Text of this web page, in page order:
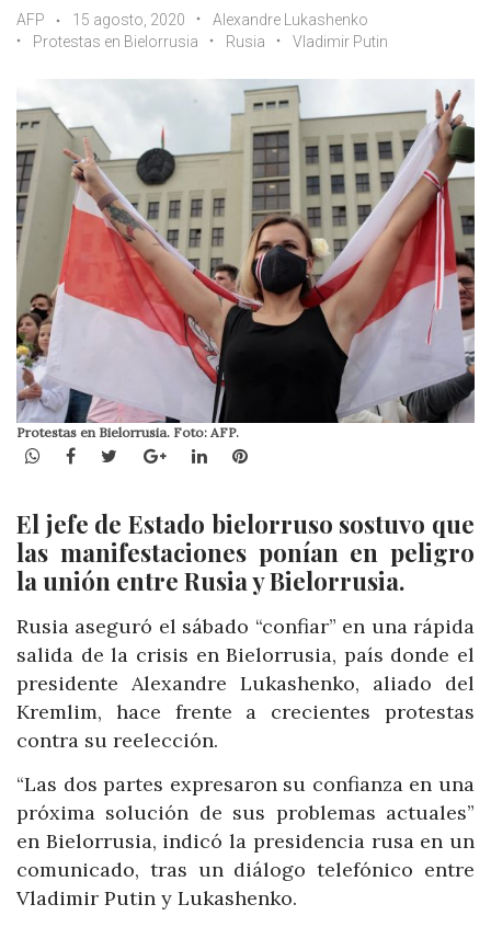
AFP 15 agosto, 2020
Alexandre Lukashenko
Protestas en Bielorrusia
Rusia Vladimir Putin
Protestas en Bielorrusia. Foto: AFP.
WhatsApp
Facebook
TwitterGoogle+LinkedInPinterest
El jefe de Estado bielorruso sostuvo que
las manifestaciones ponían en peligro
la unión entre Rusia y Bielorrusia.
Rusia aseguró el sábado “confiar” en una rápida
salida de la crisis en Bielorrusia, país donde el
presidente Alexandre Lukashenko, aliado del
Kremlim, hace frente a crecientes protestas
contra su reelección.
“Las dos partes expresaron su confianza en una
próxima solución de sus problemas actuales”
en Bielorrusia, indicó la presidencia rusa en un
comunicado, tras un diálogo telefónico entre
Vladimir Putin y Lukashenko.